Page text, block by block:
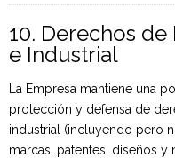
10. Derechos
e Industrial
La Empresa mantiene una
protección y defensa de
industrial (incluyendo pero
marcas, patentes, diseños